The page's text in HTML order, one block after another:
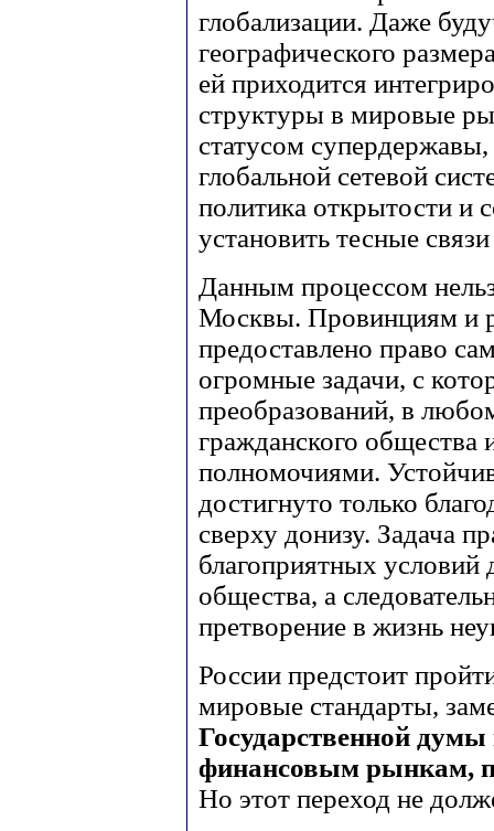
глобализации. Даже
географического
ей приходится
структуры в мировые
статусом
глобальной сетевой
политика открытости и
установить тесные
Данным процессом
Москвы. Провинциям и
предоставлено право
огромные задачи, с
преобразований, в
гражданского общества
полномочиями.
достигнуто только
сверху донизу. Задача
благоприятных условий
общества, а
претворение в жизнь
России предстоит
мировые стандарты,
Государственной
финансовым рынкам,
Но этот переход не